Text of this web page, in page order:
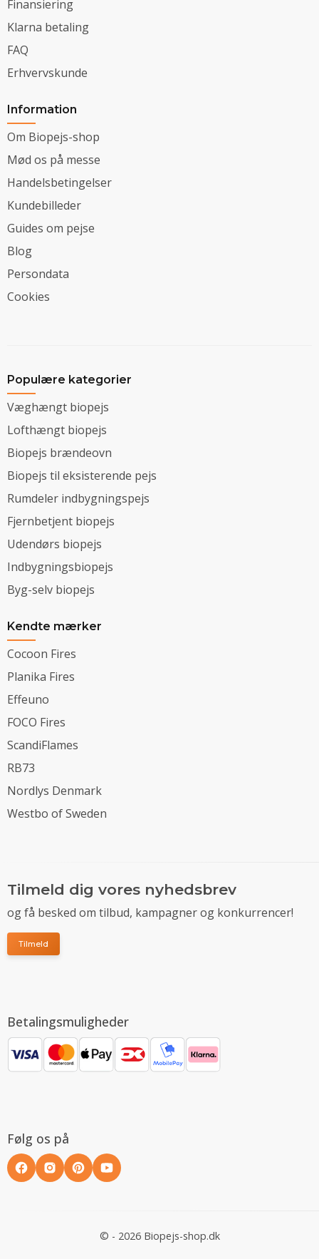
Finansiering
Klarna betaling
FAQ
Erhvervskunde
Information
Om Biopejs-shop
Mød os på messe
Handelsbetingelser
Kundebilleder
Guides om pejse
Blog
Persondata
Cookies
Populære kategorier
Væghængt biopejs
Lofthængt biopejs
Biopejs brændeovn
Biopejs til eksisterende pejs
Rumdeler indbygningspejs
Fjernbetjent biopejs
Udendørs biopejs
Indbygningsbiopejs
Byg-selv biopejs
Kendte mærker
Cocoon Fires
Planika Fires
Effeuno
FOCO Fires
ScandiFlames
RB73
Nordlys Denmark
Westbo of Sweden
Tilmeld dig vores nyhedsbrev
og få besked om tilbud, kampagner og konkurrencer!
Tilmeld
Betalingsmuligheder
Følg os på
© - 2026 Biopejs-shop.dk